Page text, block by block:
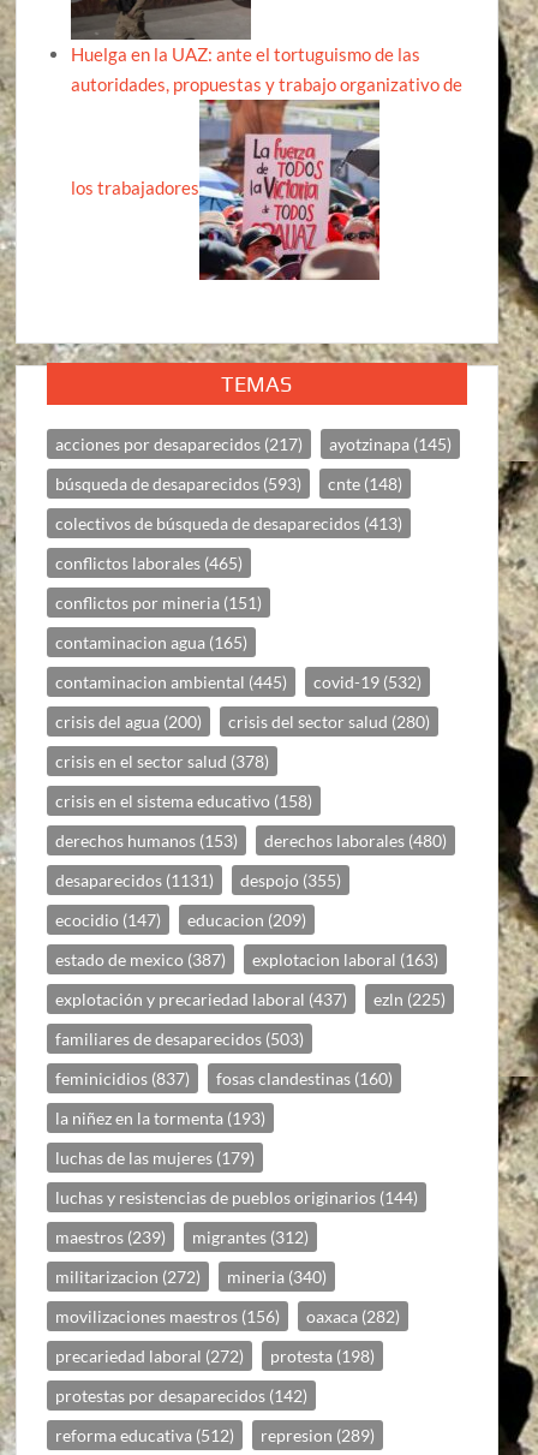
Huelga en la UAZ: ante el tortuguismo de las
autoridades, propuestas y trabajo organizativo de
los trabajadores
TEMAS
acciones por desaparecidos (217) ayotzinapa (145)
búsqueda de desaparecidos (593) cnte (148)
colectivos de búsqueda de desaparecidos (413)
conflictos laborales (465)
conflictos por mineria (151)
contaminacion agua (165)
contaminacion ambiental (445) covid-19 (532)
crisis del agua (200) crisis del sector salud (280)
crisis en el sector salud (378)
crisis en el sistema educativo (158)
derechos humanos (153) derechos laborales (480)
desaparecidos (1131) despojo (355)
ecocidio (147) educacion (209)
estado de mexico (387) explotacion laboral (163)
explotación y precariedad laboral (437) ezln (225)
familiares de desaparecidos (503)
feminicidios (837) fosas clandestinas (160)
la niñez en la tormenta (193)
luchas de las mujeres (179)
luchas y resistencias de pueblos originarios (144)
maestros (239) migrantes (312)
militarizacion (272) mineria (340)
movilizaciones maestros (156) oaxaca (282)
precariedad laboral (272) protesta (198)
protestas por desaparecidos (142)
reforma educativa (512) represion (289)